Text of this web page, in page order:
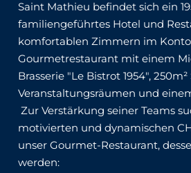
Saint Mathieu befindet sich ein
familiengeführtes Hotel und
komfortablen Zimmern im
Gourmetrestaurant mit einem
Brasserie "Le Bistrot 1954",
Veranstaltungsräumen und
Zur Verstärkung seiner Teams
motivierten und dynamischen
unser Gourmet-Restaurant,
werden: